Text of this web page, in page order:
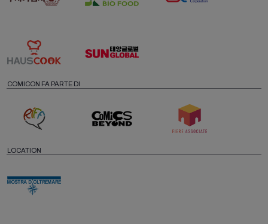
COMICON FA PARTE DI
LOCATION